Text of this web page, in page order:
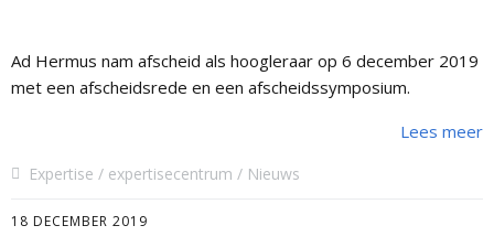
Ad Hermus nam afscheid als hoogleraar op 6 december 2019
met een afscheidsrede en een afscheidssymposium.
Lees meer
Expertise expertisecentrum Nieuws
18 DECEMBER 2019